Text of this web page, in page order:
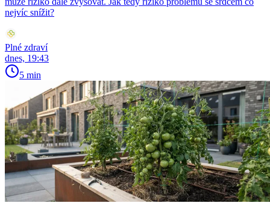
nejvíc snížit?
Plné zdraví
dnes, 19:43
5 min